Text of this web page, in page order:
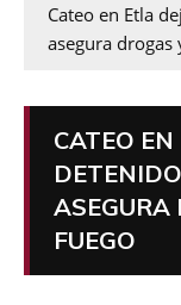
Cateo en Etla
asegura drogas
CATEO
ASEGURA
FUEGO